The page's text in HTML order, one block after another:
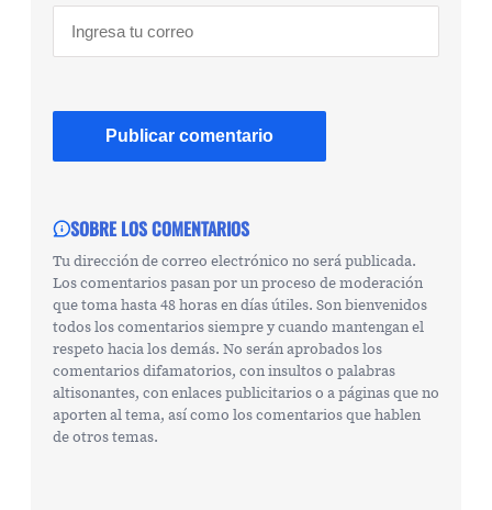
SOBRE LOS COMENTARIOS
Tu dirección de correo electrónico no será publicada.
Los comentarios pasan por un proceso de moderación
que toma hasta 48 horas en días útiles. Son bienvenidos
todos los comentarios siempre y cuando mantengan el
respeto hacia los demás. No serán aprobados los
comentarios difamatorios, con insultos o palabras
altisonantes, con enlaces publicitarios o a páginas que no
aporten al tema, así como los comentarios que hablen
de otros temas.